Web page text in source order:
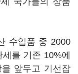
수입품 중 2000
를 기존 10%에
앞두고 기선잡